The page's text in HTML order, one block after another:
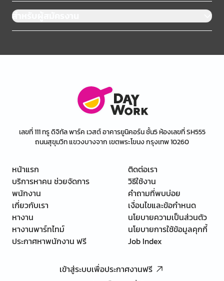
สำหรับผู้สมัครงาน
เลขที่ 111 ทรู ดิจิทัล พาร์ค เวสต์ อาคารยูนิคอร์น ชั้น5 ห้องเลขที่ SH555
ถนนสุขุมวิท แขวงบางจาก เขตพระโขนง กรุงเทพ 10260
หน้าแรก
บริการหาคน ช่วยจัดการ
พนักงาน
เกี่ยวกับเรา
หางาน
หางานพาร์ทไทม์
ประกาศหาพนักงาน ฟรี
ติดต่อเรา
วิธีใช้งาน
คำถามที่พบบ่อย
เงื่อนไขและข้อกำหนด
นโยบายความเป็นส่วนตัว
นโยบายการใช้ข้อมูลคุกกี้
Job Index
เข้าสู่ระบบเพื่อประกาศงานฟรี